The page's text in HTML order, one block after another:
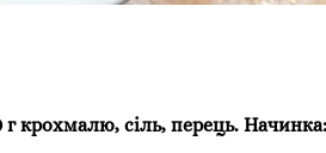
крохмалю, сіль, перець.